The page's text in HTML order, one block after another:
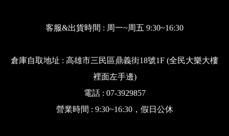
客服&出貨時間 : 周一~周五 9:30~16:30
倉庫自取地址 : 高雄市三民區鼎義街18號1F (全民大樂大樓
裡面左手邊)
電話 : 07-3929857
營業時間 : 9:30~16:30，假日公休